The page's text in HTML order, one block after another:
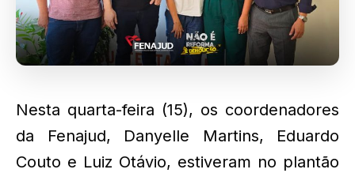
Nesta quarta-feira (15), os coordenadores
da Fenajud, Danyelle Martins, Eduardo
Couto e Luiz Otávio, estiveram no plantão